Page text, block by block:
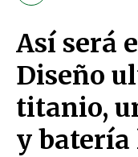
Así será
Diseño
titanio,
y